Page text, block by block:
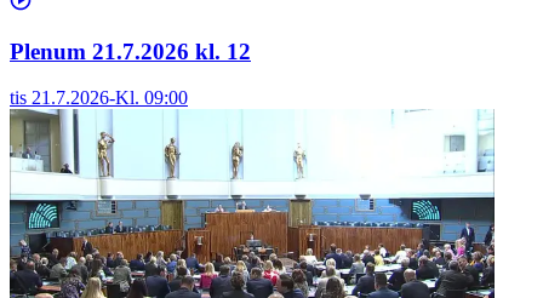
Plenum 21.7.2026 kl. 12
tis 21.7.2026-Kl. 09:00